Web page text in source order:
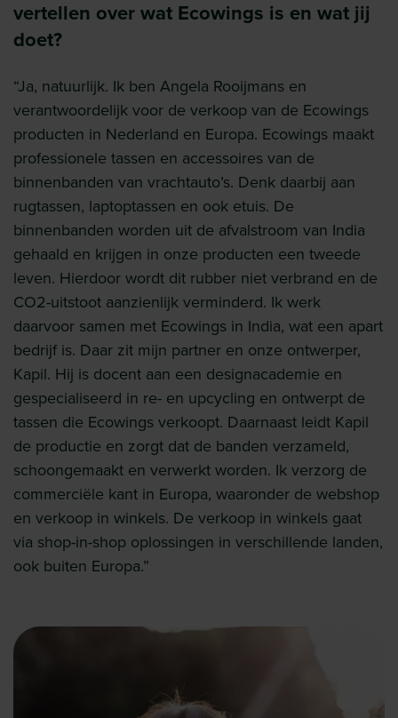
vertellen over wat Ecowings is en wat jij
doet?
“Ja, natuurlijk. Ik ben Angela Rooijmans en
verantwoordelijk voor de verkoop van de Ecowings
producten in Nederland en Europa. Ecowings maakt
professionele tassen en accessoires van de
binnenbanden van vrachtauto’s. Denk daarbij aan
rugtassen, laptoptassen en ook etuis. De
binnenbanden worden uit de afvalstroom van India
gehaald en krijgen in onze producten een tweede
leven. Hierdoor wordt dit rubber niet verbrand en de
CO2-uitstoot aanzienlijk verminderd. Ik werk
daarvoor samen met Ecowings in India, wat een apart
bedrijf is. Daar zit mijn partner en onze ontwerper,
Kapil. Hij is docent aan een designacademie en
gespecialiseerd in re- en upcycling en ontwerpt de
tassen die Ecowings verkoopt. Daarnaast leidt Kapil
de productie en zorgt dat de banden verzameld,
schoongemaakt en verwerkt worden. Ik verzorg de
commerciële kant in Europa, waaronder de webshop
en verkoop in winkels. De verkoop in winkels gaat
via shop-in-shop oplossingen in verschillende landen,
ook buiten Europa.”